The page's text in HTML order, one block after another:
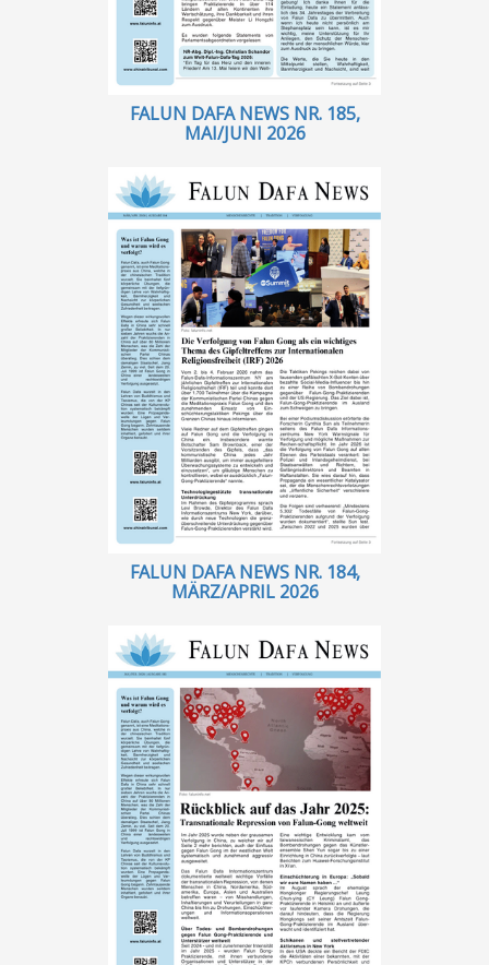
TV
Facebook
Instagram
Impressum
Datenschutz
Andere Sprachen
FALUN DAFA NEWS NR. 185,
MAI/JUNI 2026
FALUN DAFA NEWS NR. 184,
MÄRZ/APRIL 2026